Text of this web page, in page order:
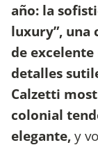
año: la
luxury”, una
de
detalles
Calzetti
colonial
elegante,y